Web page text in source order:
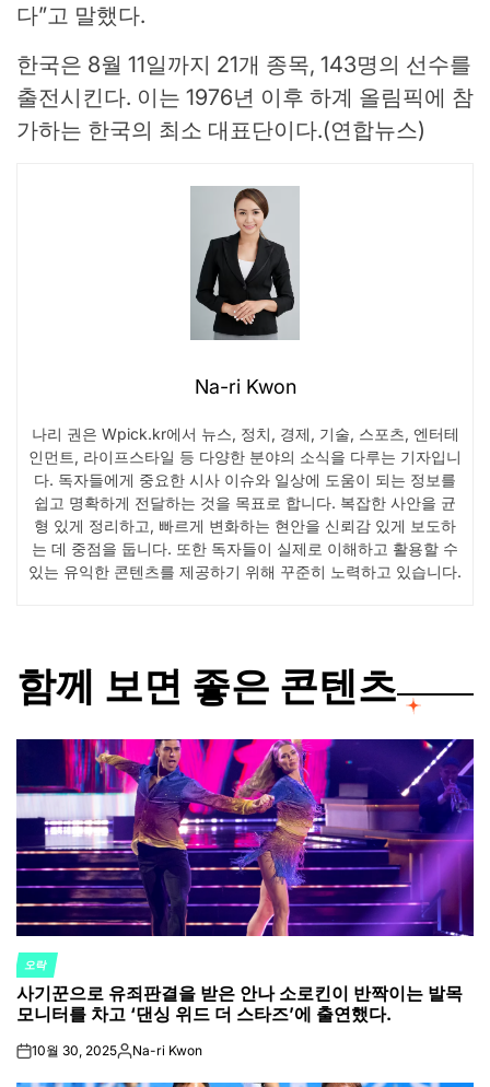
다”고 말했다.
한국은 8월 11일까지 21개 종목, 143명의 선수를
출전시킨다. 이는 1976년 이후 하계 올림픽에 참
가하는 한국의 최소 대표단이다.(연합뉴스)
Na-ri Kwon
나리 권은 Wpick.kr에서 뉴스, 정치, 경제, 기술, 스포츠, 엔터테
인먼트, 라이프스타일 등 다양한 분야의 소식을 다루는 기자입니
다. 독자들에게 중요한 시사 이슈와 일상에 도움이 되는 정보를
쉽고 명확하게 전달하는 것을 목표로 합니다. 복잡한 사안을 균
형 있게 정리하고, 빠르게 변화하는 현안을 신뢰감 있게 보도하
는 데 중점을 둡니다. 또한 독자들이 실제로 이해하고 활용할 수
있는 유익한 콘텐츠를 제공하기 위해 꾸준히 노력하고 있습니다.
함께 보면 좋은 콘텐츠
POSTED
IN
오락
사기꾼으로 유죄판결을 받은 안나 소로킨이 반짝이는 발목
모니터를 차고 ‘댄싱 위드 더 스타즈’에 출연했다.
on10월 30, 2025Posted
Na-ri Kwon